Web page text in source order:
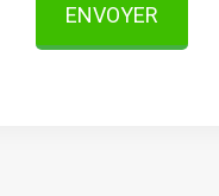
ENVOYER